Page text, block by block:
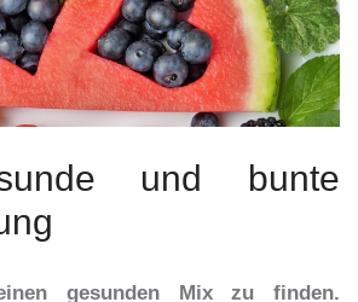
und bunte
gesunden Mix zu finden.